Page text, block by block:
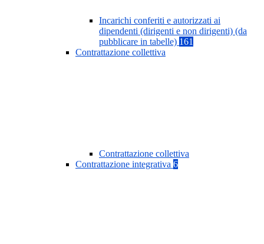
Incarichi conferiti e autorizzati ai
dipendenti (dirigenti e non dirigenti) (da
pubblicare in tabelle) 161
Contrattazione collettiva
Contrattazione collettiva
Contrattazione integrativa 6